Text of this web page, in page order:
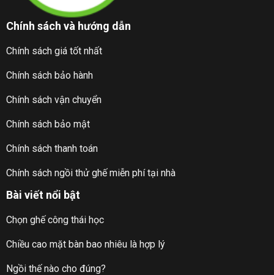
Chính sách và hướng dẫn
Chính sách giá tốt nhất
Chính sách bảo hành
Chính sách vận chuyển
Chính sách bảo mật
Chính sách thanh toán
Chính sách ngồi thử ghế miễn phí tại nhà
Bài viết nổi bật
Chọn ghế công thái học
Chiều cao mặt bàn bao nhiêu là hợp lý
Ngồi thế nào cho đúng?